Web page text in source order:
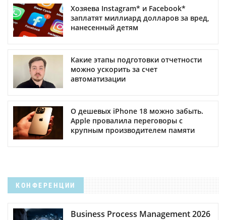
Хозяева Instagram* и Facebook*
заплатят миллиард долларов за вред,
нанесенный детям
Какие этапы подготовки отчетности
можно ускорить за счет
автоматизации
О дешевых iPhone 18 можно забыть.
Apple провалила переговоры с
крупным производителем памяти
КОНФЕРЕНЦИИ
Business Process Management 2026